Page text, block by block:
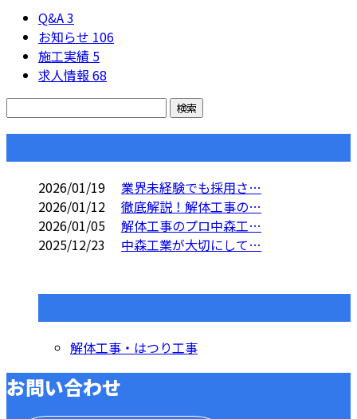
Q&A3
お知らせ 106
施工実績 5
求人情報 68
2026/01/19
業界未経験でも採用さ…
2026/01/12
徹底解説！解体工事の…
2026/01/05
解体工事のプロ中森工…
2025/12/23
中森工業が大切にして…
解体工事・はつり工事
お問い合わせ